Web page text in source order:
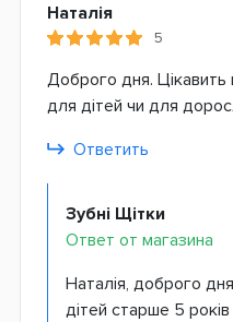
Наталія
5
Доброго дня. Цікавить
для дітей чи для
Ответить
Зубні Щітки
Ответ от магазина
Наталія, доброго
дітей старше 5